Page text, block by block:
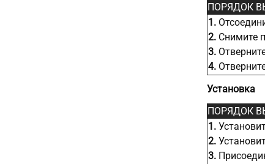
ПОРЯДОК
1.
2. Снимите
3.
4.
Установка
ПОРЯДОК
1.
2.
3.